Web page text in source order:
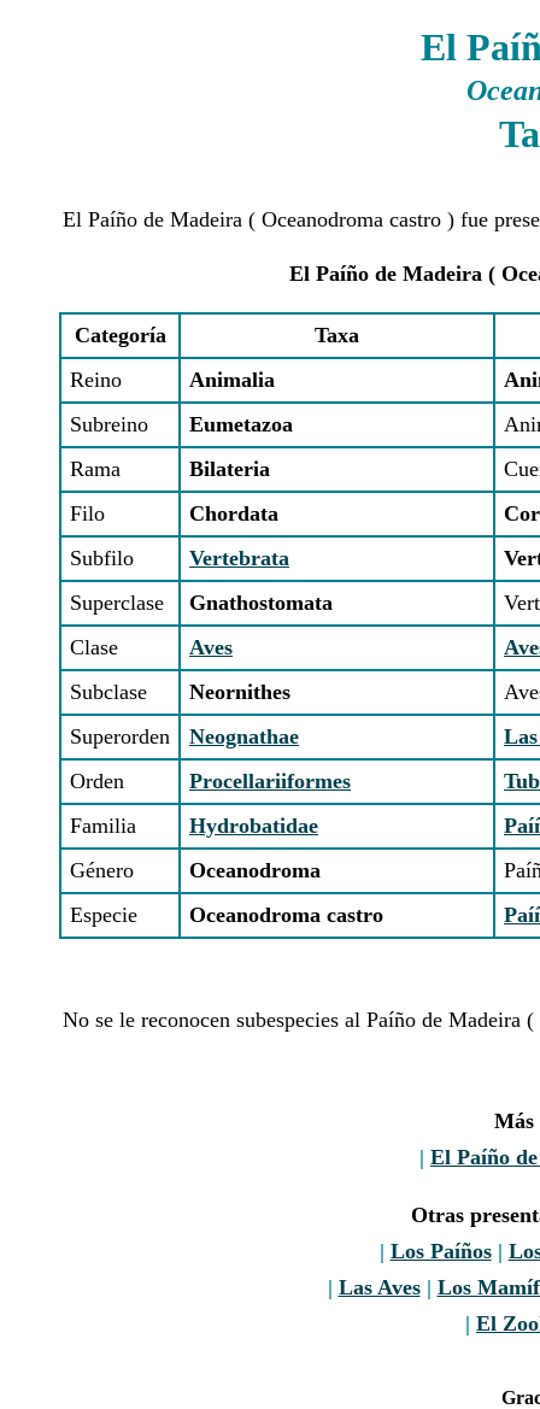
El
El Paíño de Madeira ( Oceanodroma castro ) fue
El Paíño de Madeira (
Categoría
Taxa
Reino
Animalia
Subreino
Eumetazoa
Rama
Bilateria
Filo
Chordata
Subfilo
Vertebrata
Superclase
Gnathostomata
Clase
Aves
Subclase
Neornithes
Superorden
Neognathae
Orden
Procellariiformes
Familia
Hydrobatidae
Género
Oceanodroma
Especie
Oceanodroma castro
No se le reconocen subespecies al Paíño de Madeira
Más
| El Paíño
Otras
| Los Paíños|
| Las Aves| Los
| El